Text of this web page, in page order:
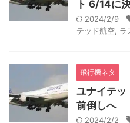
ト 6/14に
2024/2/9
テッド航空 ラ
飛行機ネタ
ユナイテ
前倒しへ
2024/2/2